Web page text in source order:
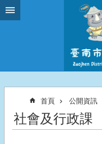
跳到主要內容區塊
首頁 公開資訊
社會及行政課